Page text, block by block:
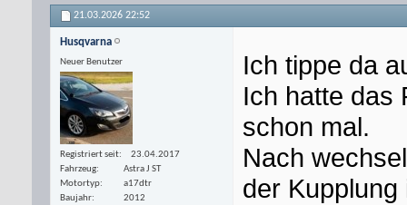
21.03.2026 22:52
Husqvarna
Neuer Benutzer
Registriert seit
23.04.2017
Fahrzeug
Astra J ST
Motortyp
a17dtr
Baujahr
2012
Ich tippe da
Ich hatte das
schon mal.
Nach
der